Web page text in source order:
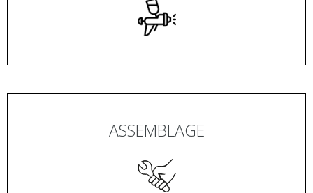
ASSEMBLAGE